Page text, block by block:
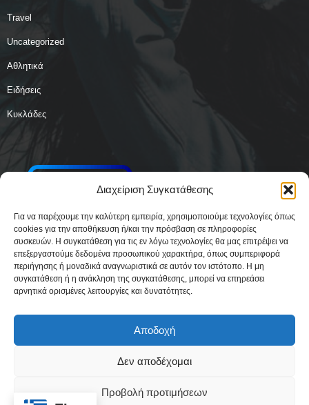
Διαχείριση Συγκατάθεσης
Για να παρέχουμε την καλύτερη εμπειρία, χρησιμοποιούμε τεχνολογίες όπως
cookies για την αποθήκευση ή/και την πρόσβαση σε πληροφορίες
συσκευών. Η συγκατάθεση για τις εν λόγω τεχνολογίες θα μας επιτρέψει να
επεξεργαστούμε δεδομένα προσωπικού χαρακτήρα, όπως συμπεριφορά
περιήγησης ή μοναδικά αναγνωριστικά σε αυτόν τον ιστότοπο. Η μη
συγκατάθεση ή η ανάκληση της συγκατάθεσης, μπορεί να επηρεάσει
αρνητικά ορισμένες λειτουργίες και δυνατότητες.
Αποδοχή
Δεν αποδέχομαι
Προβολή προτιμήσεων
Travel
Uncategorized
Αθλητικά
Ειδήσεις
Κυκλάδες
Όροι Χρήσης
Πολιτική απορρήτου & Cookies